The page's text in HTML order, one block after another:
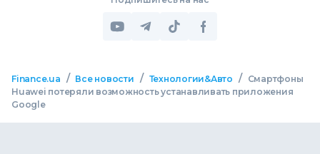
Finance.ua / Все новости / Технологии&Авто /
Смартфоны
Huawei потеряли возможность устанавливать приложения
Google